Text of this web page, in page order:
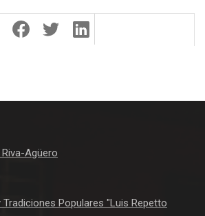
Agüero
Populares "Luis Repetto